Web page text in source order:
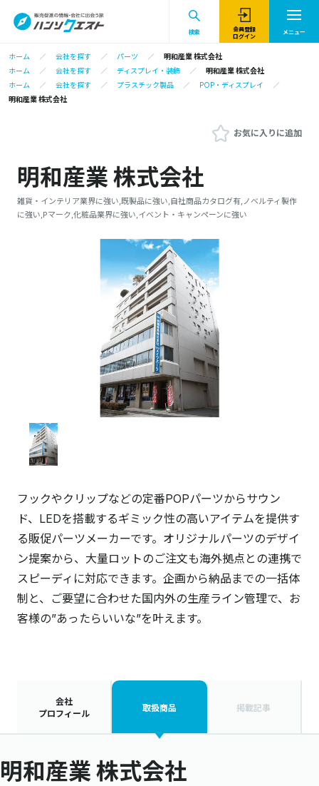
検索
会員登録
ログイン
メニュー
ホーム 会社を探す パーツ
明和産業 株式会社
ホーム
会社を探す ディスプレイ・装飾
明和産業 株式会社
ホーム
会社を探す プラスチック製品
POP・ディスプレイ
明和産業 株式会社
お気に入りに追加
明和産業 株式会社
雑貨・インテリア業界に強い,既製品に強い,自社商品カタログ有,ノベルティ製作
に強い,Pマーク,化粧品業界に強い,イベント・キャンペーンに強い
フックやクリップなどの定番POPパーツからサウン
ド、LEDを搭載するギミック性の高いアイテムを提供す
る販促パーツメーカーです。オリジナルパーツのデザイ
ン提案から、大量ロットのご注文も海外拠点との連携で
スピーディに対応できます。企画から納品までの一括体
制と、ご要望に合わせた国内外の生産ライン管理で、お
客様の”あったらいいな”を叶えます。
会社
プロフィール
取扱商品 掲載記事
明和産業 株式会社